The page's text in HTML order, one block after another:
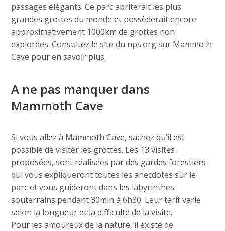
passages élégants. Ce parc abriterait les plus
grandes grottes du monde et possèderait encore
approximativement 1000km de grottes non
explorées. Consultez le site du nps.org sur Mammoth
Cave pour en savoir plus.
A ne pas manquer dans
Mammoth Cave
Si vous allez à Mammoth Cave, sachez qu’il est
possible de visiter les grottes. Les 13 visites
proposées, sont réalisées par des gardes forestiers
qui vous expliqueront toutes les anecdotes sur le
parc et vous guideront dans les labyrinthes
souterrains pendant 30min à 6h30. Leur tarif varie
selon la longueur et la difficulté de la visite.
Pour les amoureux de la nature, il existe de